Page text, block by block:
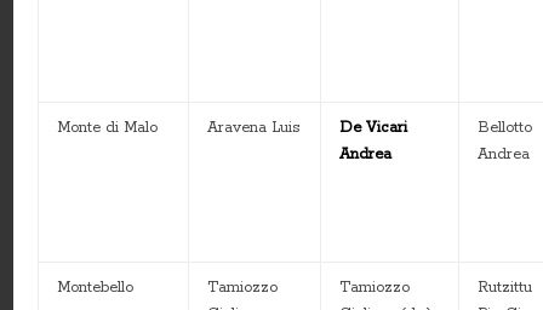
Monte di Malo Aravena Luis
De Vicari
Andrea
Bellotto
Andrea
Montebello
Tamiozzo
Tamiozzo
Rutzittu